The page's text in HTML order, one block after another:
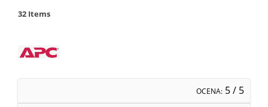
32 Items
OCENA: 5/ 5